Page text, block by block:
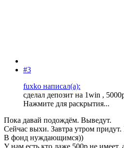
#3
fuxko написал(а):
сделал депозит на 1win ,
Нажмите для раскрытия...
Пока давай подождём. Выведут.
Сейчас выхи. Завтра утром
В фонд нуждающимся))
У нам есть кто даже 500р не имеет,